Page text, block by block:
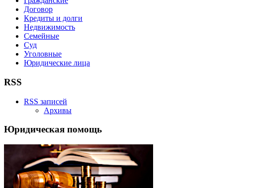
Договор
Кредиты и долги
Недвижимость
Семейные
Суд
Уголовные
Юридические лица
RSS
RSS записей
Архивы
Юридическая помощь